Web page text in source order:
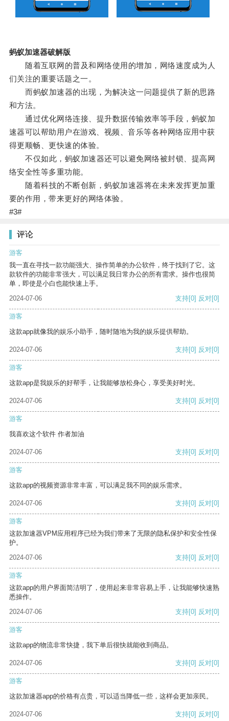
蚂蚁加速器破解版
随着互联网的普及和网络使用的增加，网络速度成为人
们关注的重要话题之一。
而蚂蚁加速器的出现，为解决这一问题提供了新的思路
和方法。
通过优化网络连接、提升数据传输效率等手段，蚂蚁加
速器可以帮助用户在游戏、视频、音乐等各种网络应用中获
得更顺畅、更快速的体验。
不仅如此，蚂蚁加速器还可以避免网络被封锁、提高网
络安全性等多重功能。
随着科技的不断创新，蚂蚁加速器将在未来发挥更加重
要的作用，带来更好的网络体验。
#3#
评论
游客
我一直在寻找一款功能强大、操作简单的办公软件，终于找到了它。这
款软件的功能非常强大，可以满足我日常办公的所有需求。操作也很简
单，即使是小白也能快速上手。
2024-07-06
支持[0] 反对[0]
游客
这款app就像我的娱乐小助手，随时随地为我的娱乐提供帮助。
2024-07-06 支持[0] 反对[0]
游客
这款app是我娱乐的好帮手，让我能够放松身心，享受美好时光。
2024-07-06 支持[0] 反对[0]
游客
我喜欢这个软件 作者加油
2024-07-06 支持[0] 反对[0]
游客
这款app的视频资源非常丰富，可以满足我不同的娱乐需求。
2024-07-06 支持[0] 反对[0]
游客
这款加速器VPM应用程序已经为我们带来了无限的隐私保护和安全性保
护。
2024-07-06
支持[0] 反对[0]
游客
这款app的用户界面简洁明了，使用起来非常容易上手，让我能够快速熟
悉操作。
2024-07-06
支持[0] 反对[0]
游客
这款app的物流非常快捷，我下单后很快就能收到商品。
2024-07-06 支持[0] 反对[0]
游客
这款加速器app的价格有点贵，可以适当降低一些，这样会更加亲民。
2024-07-06 支持[0] 反对[0]